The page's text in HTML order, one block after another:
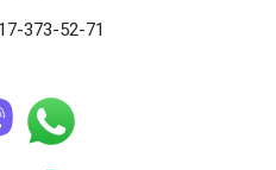
373-52-71